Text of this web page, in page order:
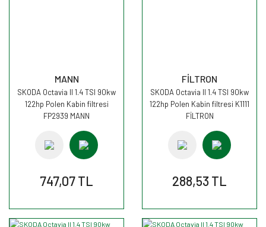
MANN
SKODA Octavia II 1.4 TSI 90kw
122hp Polen Kabin filtresi
FP2939 MANN
747,07 TL
FİLTRON
SKODA Octavia II 1.4 TSI 90kw
122hp Polen Kabin filtresi K1111
FİLTRON
288,53 TL